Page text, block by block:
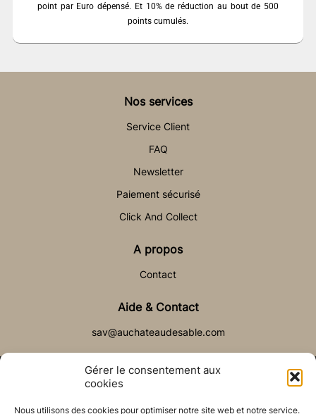
Gérer le consentement aux
cookies
Nous utilisons des cookies pour optimiser notre site web et notre service.
point par Euro dépensé. Et 10% de réduction au bout de 500
points cumulés.
Nos services
Service Client
FAQ
Newsletter
Paiement sécurisé
Click And Collect
A propos
Contact
Aide & Contact
sav@auchateaudesable.com